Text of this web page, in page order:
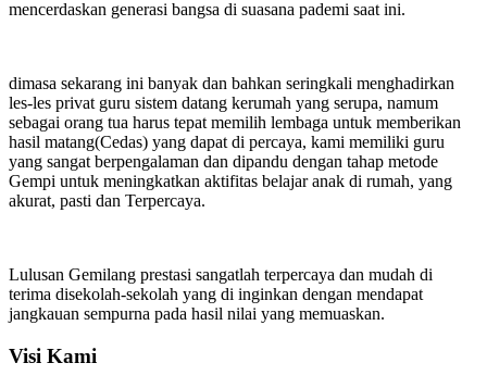
mencerdaskan generasi bangsa di suasana pademi saat ini.
dimasa sekarang ini banyak dan bahkan seringkali menghadirkan
les-les privat guru sistem datang kerumah yang serupa, namum
sebagai orang tua harus tepat memilih lembaga untuk memberikan
hasil matang(Cedas) yang dapat di percaya, kami memiliki guru
yang sangat berpengalaman dan dipandu dengan tahap metode
Gempi untuk meningkatkan aktifitas belajar anak di rumah, yang
akurat, pasti dan Terpercaya.
Lulusan Gemilang prestasi sangatlah terpercaya dan mudah di
terima disekolah-sekolah yang di inginkan dengan mendapat
jangkauan sempurna pada hasil nilai yang memuaskan.
Visi Kami